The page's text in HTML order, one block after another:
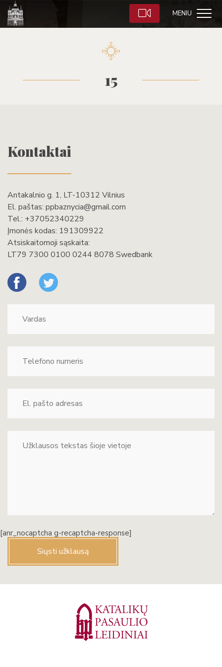
MENIU
15
Kontaktai
Antakalnio g. 1, LT-10312 Vilnius
El. paštas: ppbaznycia@gmail.com
Tel.: +37052340229
Įmonės kodas: 191309922
Atsiskaitomoji sąskaita:
LT79 7300 0100 0244 8078 Swedbank
[anr_nocaptcha g-recaptcha-response]